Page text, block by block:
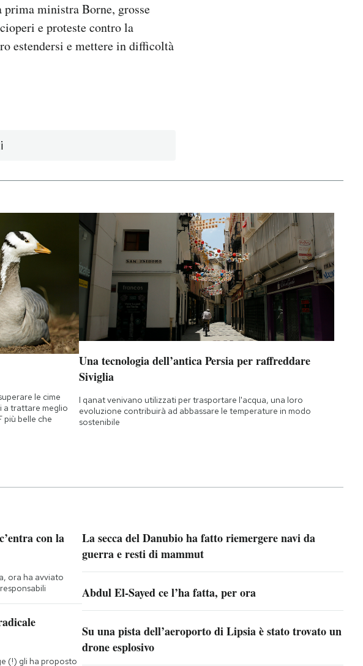
ministra Borne, grosse
e proteste contro la
estendersi e mettere in difficoltà
le cime
a trattare meglio
più belle che
Una tecnologia dell’antica Persia per raffreddare
Siviglia
I qanat venivano utilizzati per trasportare l'acqua, una loro
evoluzione contribuirà ad abbassare le temperature in modo
sostenibile
con la
ora ha avviato
(!) gli ha proposto
La secca del Danubio ha fatto riemergere navi da
guerra e resti di mammut
Abdul El-Sayed ce l’ha fatta, per ora
Su una pista dell’aeroporto di Lipsia è stato trovato un
drone esplosivo